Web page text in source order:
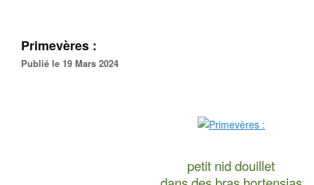
Primevères :
Publié le 19 Mars 2024
petit nid douillet